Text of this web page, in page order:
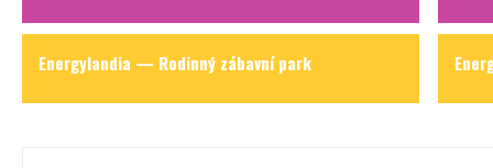
Energylandia — Rodinný zábavní park